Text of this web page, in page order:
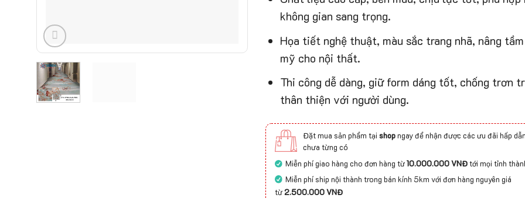
không gian sang trọng.
Họa tiết nghệ thuật, màu sắc trang nhã, nâng
mỹ cho nội thất.
Thi công dễ dàng, giữ form dáng tốt, chống trơn
thân thiện với người dùng.
Đặt mua sản phẩm tại shopngay để nhận được các ưu đãi hấp
chưa từng có
Miễn phí giao hàng cho đơn hàng từ10.000.000 VNĐtới mọi tỉnh
Miễn phí ship nội thành trong bán kính 5km với đơn hàng nguyên giá
từ2.500.000 VNĐ